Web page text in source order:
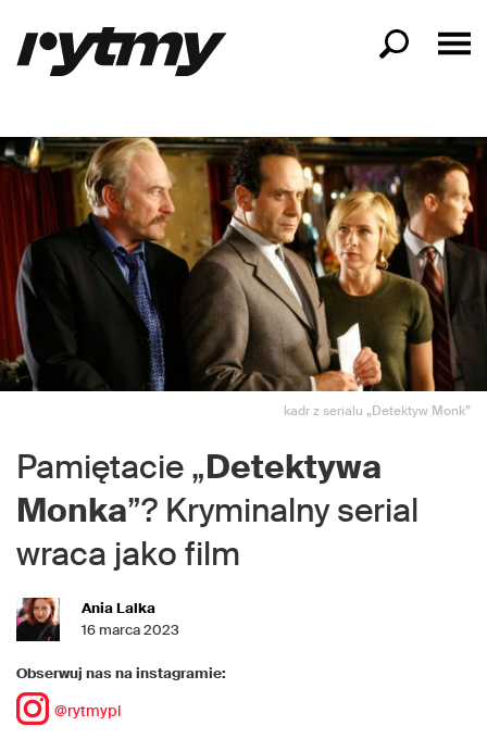
kadr z serialu „Detektyw Monk”
Pamiętacie „Detektywa
Monka”? Kryminalny serial
wraca jako film
Ania Lalka
16 marca 2023
Obserwuj nas na instagramie:
@rytmypl